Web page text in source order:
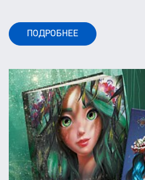
ПОДРОБНЕЕ